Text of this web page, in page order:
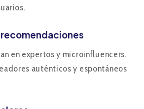
en expertos y microinfluencers.
auténticos y espontáneos